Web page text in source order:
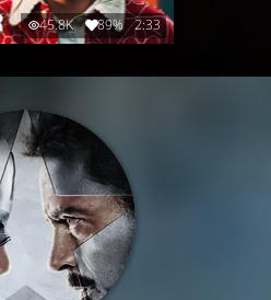
45.8K 89% 2:33